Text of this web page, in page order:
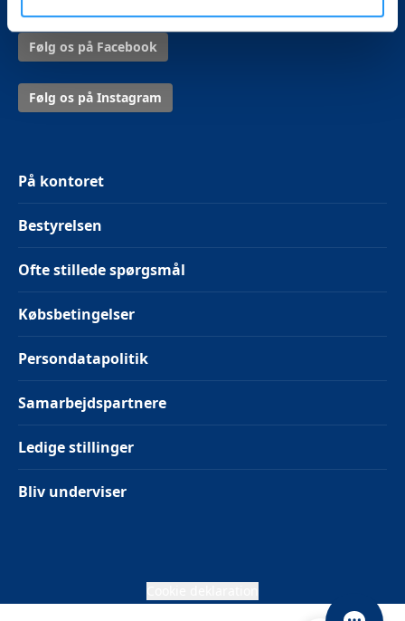
Følg os på Facebook
Følg os på Instagram
På kontoret
Bestyrelsen
Ofte stillede spørgsmål
Købsbetingelser
Persondatapolitik
Samarbejdspartnere
Ledige stillinger
Bliv underviser